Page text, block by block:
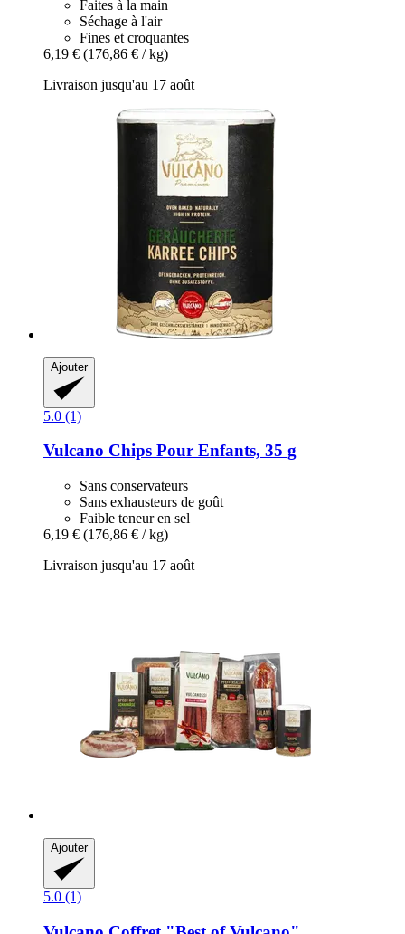
Faites à la main
Séchage à l'air
Fines et croquantes
6,19 € (176,86 € / kg)
Livraison jusqu'au 17 août
Ajouter
5.0 (1)
Vulcano Chips Pour Enfants, 35 g
Sans conservateurs
Sans exhausteurs de goût
Faible teneur en sel
6,19 € (176,86 € / kg)
Livraison jusqu'au 17 août
Ajouter
5.0 (1)